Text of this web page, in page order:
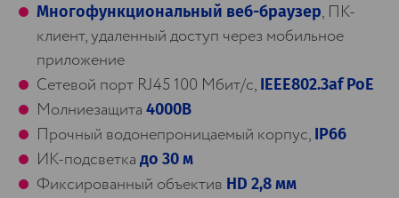
Многофункциональный веб-браузер, ПК-
клиент, удаленный доступ через мобильное
приложение
Сетевой порт RJ45 100 Мбит/с, IEEE802.3af PoE
Молниезащита 4000В
Прочный водонепроницаемый корпус, IP66
ИК-подсветка до 30 м
Фиксированный объектив HD 2,8 мм